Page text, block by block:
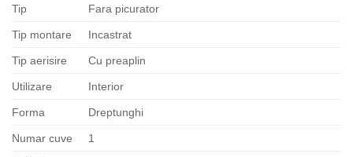
Tip Fara picurator
Tip montare Incastrat
Tip aerisire Cu preaplin
Utilizare Interior
Forma Dreptunghi
Numar cuve 1